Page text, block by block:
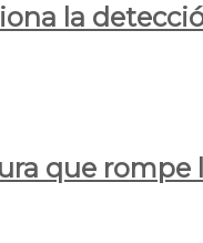
la
que rompe